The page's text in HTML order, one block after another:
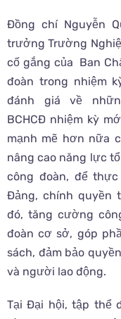
Đồng chí Nguyễn
trưởng Trường
cố gắng của Ban
đoàn trong nhiệm
đánh giá về
BCHCĐ nhiệm kỳ
mạnh mẽ hơn nữa
nâng cao năng lực
công đoàn, để
Đảng, chính quyền
đó, tăng cường
đoàn cơ sở, góp
sách, đảm bảo
và người lao động.
Tại Đại hội, tập thể